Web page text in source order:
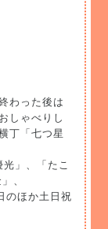
わった後は
しゃべりし
丁「七つ星
」、「たこ
、
のほか土日祝